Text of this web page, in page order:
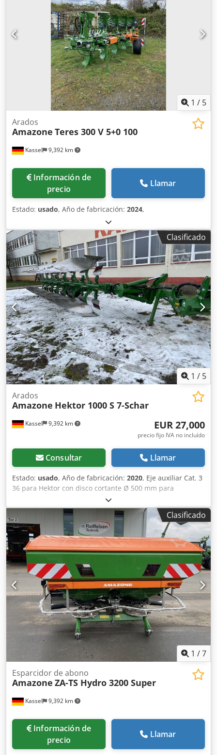
1 / 5
Kassel 9,392 km
Arados
Amazone Teres 300 V 5+0 100
Información de
precio
Llamar
Estado: usado, Año de fabricación: 2024,
Clasificado
1 / 5
Kassel 9,392 km
Arados
Amazone Hektor 1000 S 7-Schar
EUR 27,000
precio fijo IVA no incluído
Consultar Llamar
Estado: usado, Año de fabricación: 2020, Eje auxiliar Cat. 3
36 para Hektor con disco cortante Ø 500 mm para
liberación hidráulica de piedras / delantero con pre-arado
pesado G1 ajustable, iluminación trasera LED, señalización
frontal / sistema antirrobo, homologación de tipo UE 40
km/h - arado reversible de arrastre completo - RH 82 /
ampliable Crjdpfjthk U Tsx Adtjf
Clasificado
1 /7
Kassel 9,392 km
Esparcidor de abono
Amazone ZA-TS Hydro 3200 Super
Información de
precio
Llamar